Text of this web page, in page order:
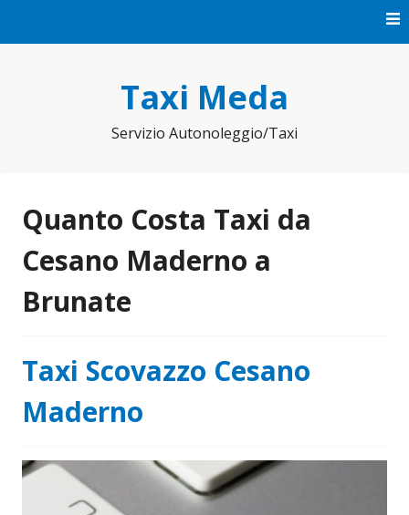
Taxi Meda
Servizio Autonoleggio/Taxi
Quanto Costa Taxi da
Cesano Maderno a
Brunate
Taxi Scovazzo Cesano
Maderno